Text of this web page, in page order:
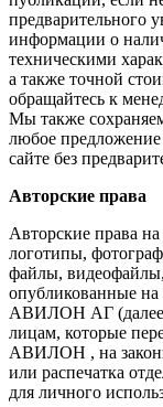
предварительного
информации о
техническими
а также точной
обращайтесь к
Мы также
любое
сайте без
Авторские права
Авторские права
логотипы,
файлы,
опубликованные
АВИЛОН АГ (далее
лицам, которые
АВИЛОН , на
или распечатка
для личного